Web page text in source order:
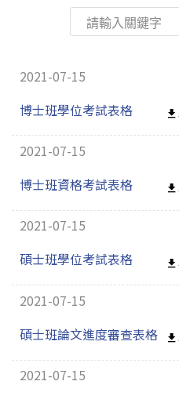
(link is external)
2021-07-15
博士班學位考試表格
2021-07-15
博士班資格考試表格
2021-07-15
碩士班學位考試表格
2021-07-15
碩士班論文進度審查表格
2021-07-15